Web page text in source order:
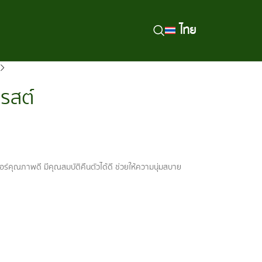
ไทย
สต์
ตอร์คุณภาพดี มีคุณสมบัติคืนตัวได้ดี ช่วยให้ความนุ่มสบาย